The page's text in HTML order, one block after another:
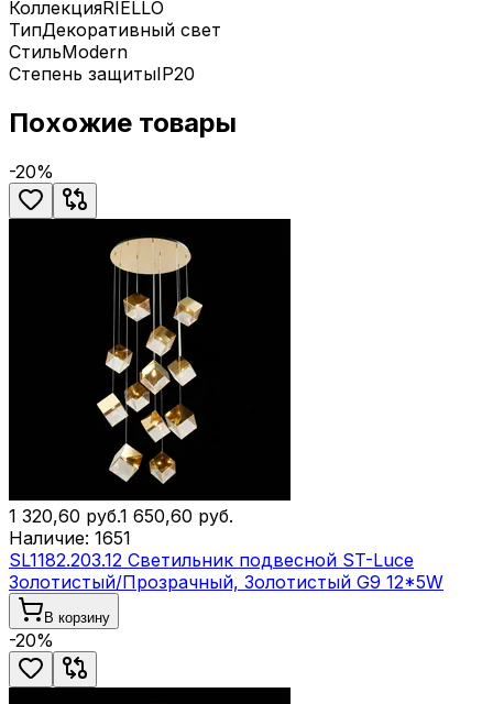
КоллекцияRIELLO
ТипДекоративный свет
СтильModern
Степень защитыIP20
Похожие товары
-20%
1 320,60 руб.1 650,60 руб.
Наличие: 1651
SL1182.203.12 Светильник подвесной ST-Luce
Золотистый/Прозрачный, Золотистый G9 12*5W
В корзину
-20%